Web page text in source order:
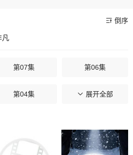
倒序
凡
第07集 第06集
第04集 第03集
展开全部